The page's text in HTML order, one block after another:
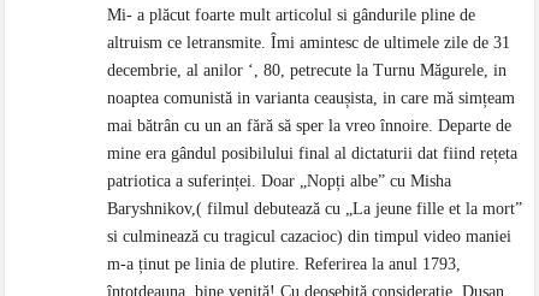
Mi- a plăcut foarte mult articolul si gândurile pline de
altruism ce letransmite. Îmi amintesc de ultimele zile de 31
decembrie, al anilor ‘, 80, petrecute la Turnu Măgurele, in
noaptea comunistă in varianta ceaușista, in care mă simțeam
mai bătrân cu un an fără să sper la vreo înnoire. Departe de
mine era gândul posibilului final al dictaturii dat fiind rețeta
patriotica a suferinței. Doar „Nopți albe” cu Misha
Baryshnikov,( filmul debutează cu „La jeune fille et la mort”
si culminează cu tragicul cazacioc) din timpul video maniei
m-a ținut pe linia de plutire. Referirea la anul 1793,
întotdeauna, bine venită! Cu deosebită considerație, Dușan